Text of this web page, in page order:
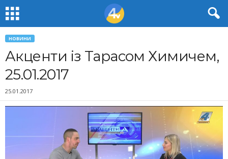
НОВИНИ
Акценти із Тарасом Химичем,
25.01.2017
25.01.2017